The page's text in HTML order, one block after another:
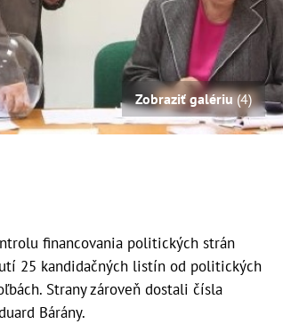
Zobraziť galériu(4)
financovania politických strán
25 kandidačných listín od politických
Strany zároveň dostali čísla
Bárány.